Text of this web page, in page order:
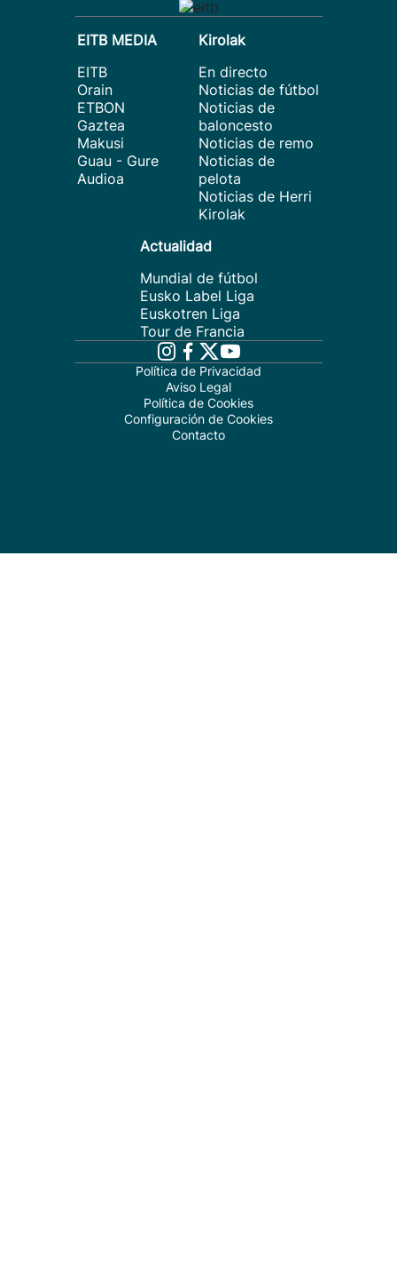
EITB MEDIA
EITB
Orain
ETBON
Gaztea
Makusi
Guau - Gure
Audioa
Kirolak
En directo
Noticias de fútbol
Noticias de
baloncesto
Noticias de remo
Noticias de
pelota
Noticias de Herri
Kirolak
Actualidad
Mundial de fútbol
Eusko Label Liga
Euskotren Liga
Tour de Francia
Política de Privacidad
Aviso Legal
Política de Cookies
Configuración de Cookies
Contacto